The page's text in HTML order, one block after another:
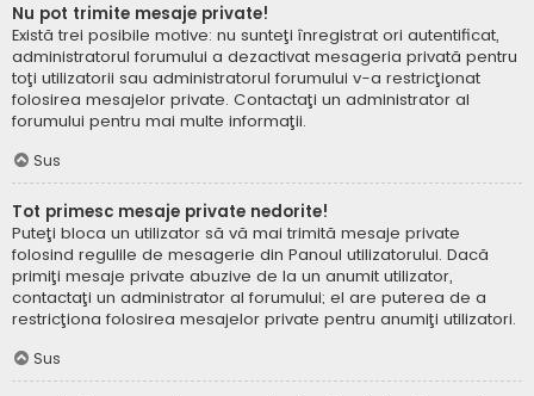
Nu pot trimite mesaje private!
Există trei posibile motive: nu sunteţi înregistrat ori autentificat,
administratorul forumului a dezactivat mesageria privată pentru
toţi utilizatorii sau administratorul forumului v-a restricţionat
folosirea mesajelor private. Contactaţi un administrator al
forumului pentru mai multe informaţii.
Sus
Tot primesc mesaje private nedorite!
Puteţi bloca un utilizator să vă mai trimită mesaje private
folosind regulile de mesagerie din Panoul utilizatorului. Dacă
primiţi mesaje private abuzive de la un anumit utilizator,
contactaţi un administrator al forumului; el are puterea de a
restricţiona folosirea mesajelor private pentru anumiţi utilizatori.
Sus